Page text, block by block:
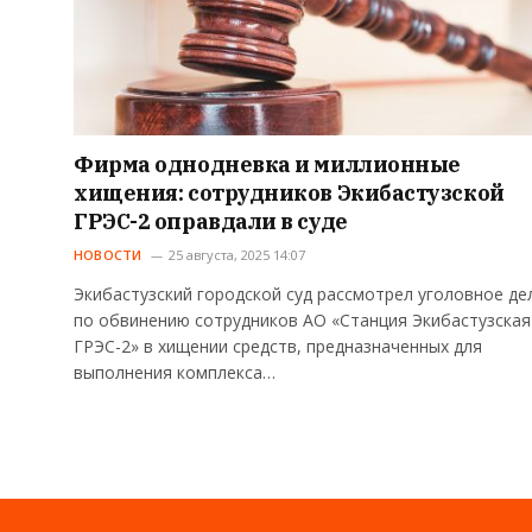
Фирма однодневка и миллионные
хищения: сотрудников Экибастузской
ГРЭС-2 оправдали в суде
НОВОСТИ 25 августа, 2025 14:07
Экибастузский городской суд рассмотрел уголовное
по обвинению сотрудников АО «Станция Экибастузская
ГРЭС-2» в хищении средств, предназначенных для
выполнения комплекса…